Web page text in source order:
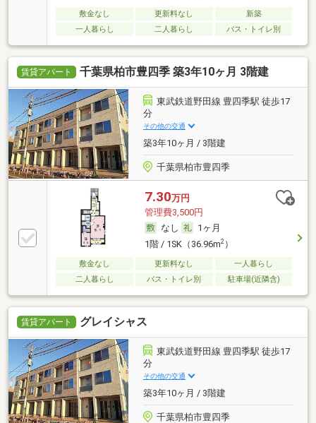
敷金なし 更新料なし
新築
一人暮らし
二人暮らし バス・トイレ別
賃貸アパート 千葉県柏市豊四季 築3年10ヶ月 3階建
東武鉄道野田線 豊四季駅 徒歩17
分
その他の交通
築3年10ヶ月 / 3階建
千葉県柏市豊四季
7.30万円
管理費3,500円
なし
1ヶ月
1階 / 1SK（36.96m2）
敷金なし 更新料なし
一人暮らし
二人暮らし
バス・トイレ別 駐車場(近隣含)
賃貸アパート グレイシャス
東武鉄道野田線 豊四季駅 徒歩17
分
その他の交通
築3年10ヶ月 / 3階建
千葉県柏市豊四季